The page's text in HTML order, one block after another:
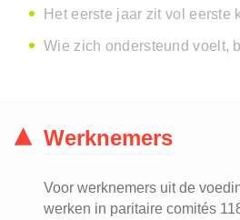
Het eerste jaar zit vol eerste
Wie zich ondersteund voelt,
Werknemers
Voor werknemers uit de
werken in paritaire comités